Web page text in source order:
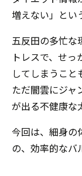
増えない」とい
五反田の多忙な
トレスで、せ
してしまうこと
ただ闇雲にジャ
が出る不健康な
今回は、細身の
の、効率的なバ